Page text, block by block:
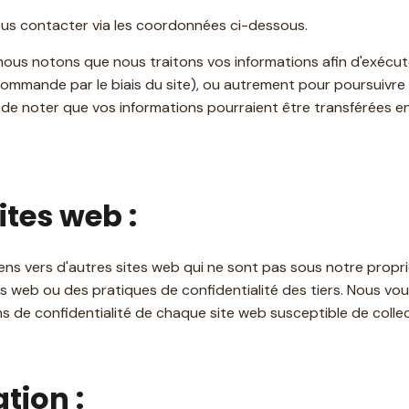
contacter via les coordonnées ci-dessous.
notons que nous traitons vos informations afin
par le biais du site), ou autrement pour
noter que vos informations pourraient être transférées
web :
vers d'autres sites web qui ne sont pas sous notre
web ou des pratiques de confidentialité des tiers. Nous
de confidentialité de chaque site web susceptible de
: